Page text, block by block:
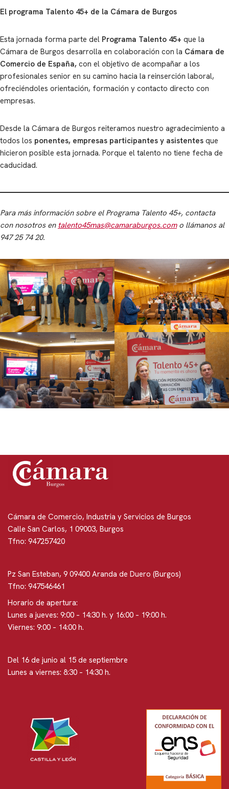
El programa Talento 45+ de la Cámara de Burgos
Esta jornada forma parte del Programa Talento 45+ que la
Cámara de Burgos desarrolla en colaboración con la Cámara de
Comercio de España, con el objetivo de acompañar a los
profesionales senior en su camino hacia la reinserción laboral,
ofreciéndoles orientación, formación y contacto directo con
empresas.
Desde la Cámara de Burgos reiteramos nuestro agradecimiento a
todos los ponentes, empresas participantes y asistentes que
hicieron posible esta jornada. Porque el talento no tiene fecha de
caducidad.
Para más información sobre el Programa Talento 45+, contacta
con nosotros en talento45mas@camaraburgos.como llámanos al
947 25 74 20.
Cámara de Comercio, Industria y Servicios de Burgos
Calle San Carlos, 1 09003, Burgos
Tfno: 947257420
Pz San Esteban, 9 09400 Aranda de Duero (Burgos)
Tfno: 947546461
Horario de apertura:
Lunes a jueves: 9:00 – 14:30 h. y 16:00 – 19:00 h.
Viernes: 9:00 – 14:00 h.
Del 16 de junio al 15 de septiembre
Lunes a viernes: 8:30 – 14:30 h.